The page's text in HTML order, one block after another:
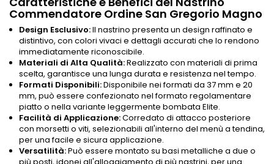
Commendatore Ordine San Gregorio Magno
Design Esclusivo:Il nastrino presenta un design raffinato e
distintivo, con colori vivaci e dettagli accurati che lo rendono
immediatamente riconoscibile.
Materiali di Alta Qualità:Realizzato con materiali di prima
scelta, garantisce una lunga durata e resistenza nel tempo.
Formati Disponibili:Disponibile nei formati da 37 mm e 20
mm, può essere confezionato nel formato regolamentare
piatto o nella variante leggermente bombata Elite.
Facilità di Applicazione:Corredato di attacco posteriore
con morsetti o viti, selezionabili all'interno del menù a tendina,
per una facile e sicura applicazione.
Versatilità:Può essere montato su basi metalliche a due o
più posti, idonei all'alloggiamento di più nastrini, per una